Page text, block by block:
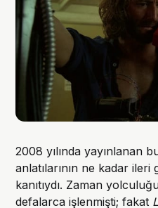
2008 yılında yayınlanan
anlatılarının ne kadar
kanıtıydı. Zaman
defalarca işlenmişti; fakat